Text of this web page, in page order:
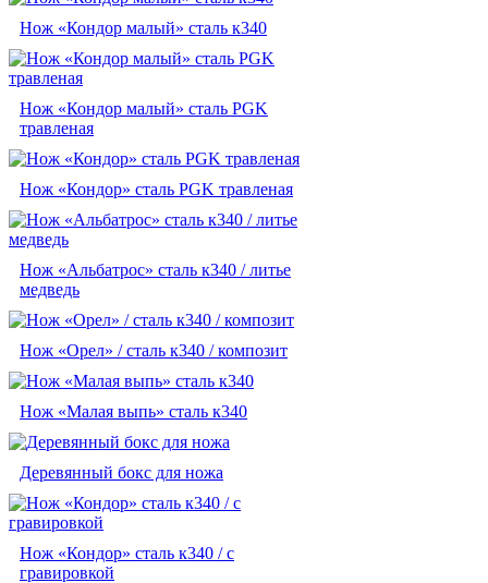
Нож «Кондор малый» сталь к340
Нож «Кондор малый» сталь PGK
травленая
Нож «Кондор» сталь PGK травленая
Нож «Альбатрос» сталь к340 / литье
медведь
Нож «Орел» / сталь к340 / композит
Нож «Малая выпь»‎ сталь к340
Деревянный бокс для ножа
Нож «Кондор» сталь к340 / с
гравировкой